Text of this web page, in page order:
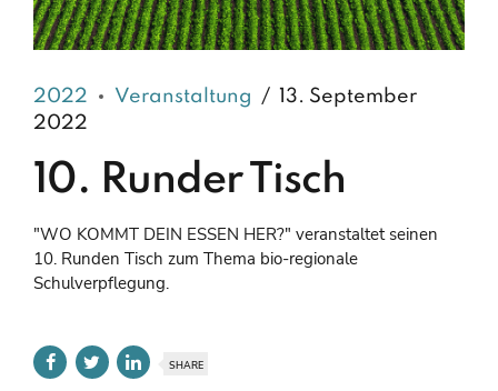
2022 Veranstaltung
13. September
2022
10. Runder Tisch
"WO KOMMT DEIN ESSEN HER?" veranstaltet seinen
10. Runden Tisch zum Thema bio-regionale
Schulverpflegung.
SHARE